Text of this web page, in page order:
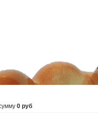
0 руб